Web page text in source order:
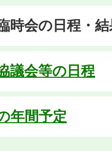
時会の日程・結
議会等の日程
年間予定